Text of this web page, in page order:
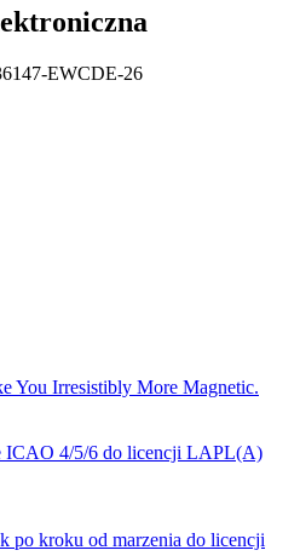
EWCDE-26
You Irresistibly More Magnetic.
ICAO 4/5/6 do licencji LAPL(A)
po kroku od marzenia do licencji